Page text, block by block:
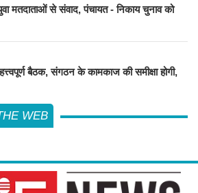
मतदाताओं से संवाद, पंचायत - निकाय चुनाव को
बैठक, संगठन के कामकाज की समीक्षा होगी,
WEB